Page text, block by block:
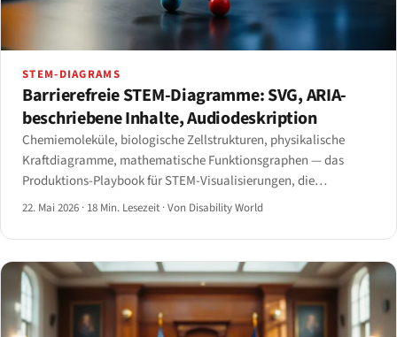
STEM-DIAGRAMS
Barrierefreie STEM-Diagramme: SVG, ARIA-
beschriebene Inhalte, Audiodeskription
Chemiemoleküle, biologische Zellstrukturen, physikalische
Kraftdiagramme, mathematische Funktionsgraphen — das
Produktions-Playbook für STEM-Visualisierungen, die
Screenreader, Braillezeilen und Audiodeskriptions-Streams
22. Mai 2026 · 18 Min. Lesezeit ·Von Disability World